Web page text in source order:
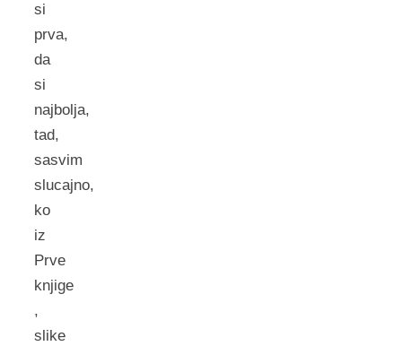
si
prva,
da
si
najbolja,
tad,
sasvim
slucajno,
ko
iz
Prve
knjige
,
slike